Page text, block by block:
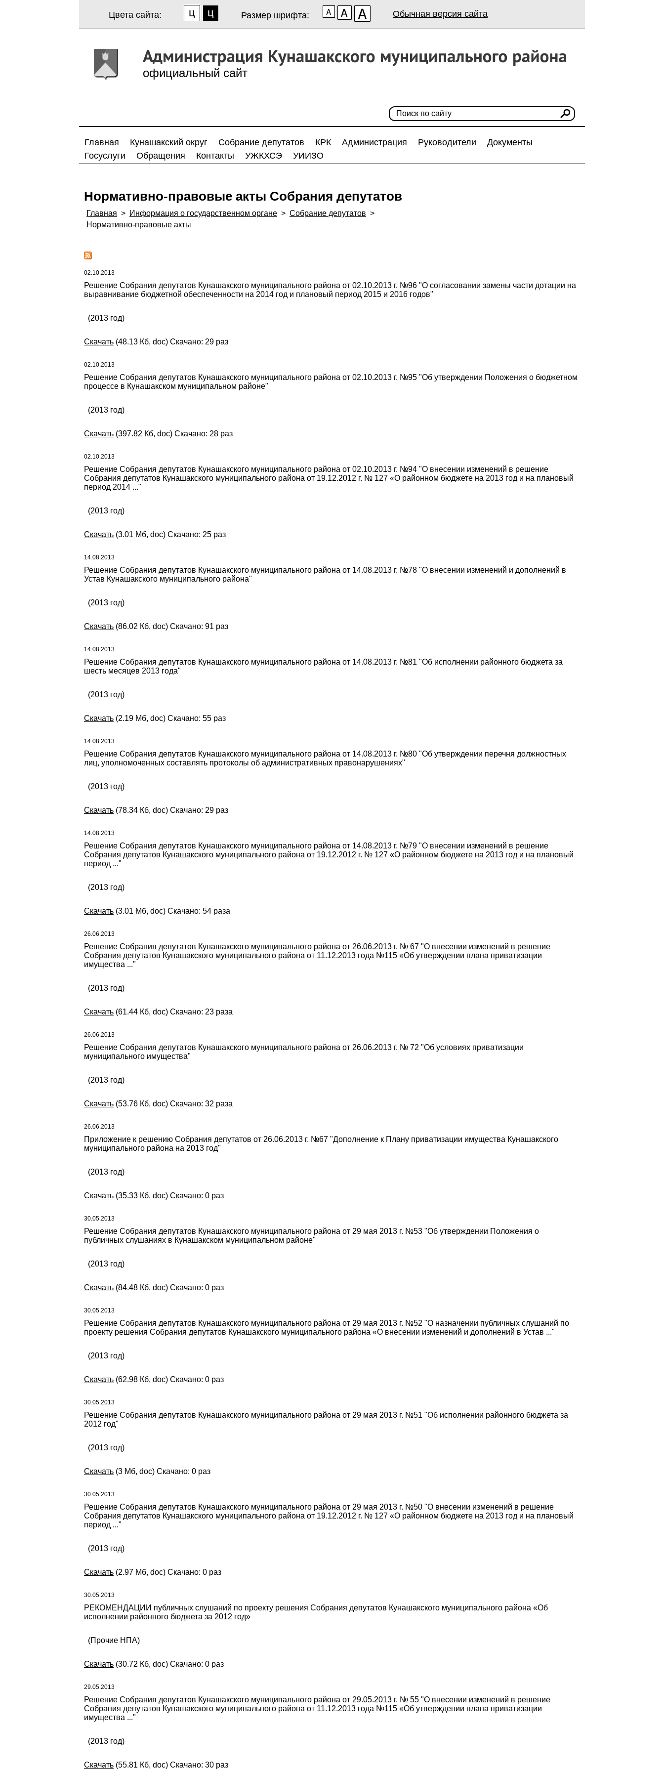
Цвета сайта: Размер шрифта: Обычная версия сайта
официальный сайт
Главная Кунашакский округ Собрание депутатов КРК Администрация Руководители
Документы
Госуслуги
Обращения Контакты УЖКХСЭ УИИЗО
Нормативно-правовые акты Собрания депутатов
Главная > Информация о государственном органе > Собрание депутатов >
Нормативно-правовые акты
02.10.2013
Решение Собрания депутатов Кунашакского муниципального района от 02.10.2013 г. №96 "О согласовании замены части дотации на
выравнивание бюджетной обеспеченности на 2014 год и плановый период 2015 и 2016 годов"
(2013 год)
Скачать (48.13 Кб, doc) Скачано: 29 раз
02.10.2013
Решение Собрания депутатов Кунашакского муниципального района от 02.10.2013 г. №95 "Об утверждении Положения о бюджетном
процессе в Кунашакском муниципальном районе"
(2013 год)
Скачать (397.82 Кб, doc) Скачано: 28 раз
02.10.2013
Решение Собрания депутатов Кунашакского муниципального района от 02.10.2013 г. №94 "О внесении изменений в решение
Собрания депутатов Кунашакского муниципального района от 19.12.2012 г. № 127 «О районном бюджете на 2013 год и на плановый
период 2014 ..."
(2013 год)
Скачать (3.01 Мб, doc) Скачано: 25 раз
14.08.2013
Решение Собрания депутатов Кунашакского муниципального района от 14.08.2013 г. №78 "О внесении изменений и дополнений в
Устав Кунашакского муниципального района"
(2013 год)
Скачать (86.02 Кб, doc) Скачано: 91 раз
14.08.2013
Решение Собрания депутатов Кунашакского муниципального района от 14.08.2013 г. №81 "Об исполнении районного бюджета за
шесть месяцев 2013 года"
(2013 год)
Скачать (2.19 Мб, doc) Скачано: 55 раз
14.08.2013
Решение Собрания депутатов Кунашакского муниципального района от 14.08.2013 г. №80 "Об утверждении перечня должностных
лиц, уполномоченных составлять протоколы об административных правонарушениях"
(2013 год)
Скачать (78.34 Кб, doc) Скачано: 29 раз
14.08.2013
Решение Собрания депутатов Кунашакского муниципального района от 14.08.2013 г. №79 "О внесении изменений в решение
Собрания депутатов Кунашакского муниципального района от 19.12.2012 г. № 127 «О районном бюджете на 2013 год и на плановый
период ..."
(2013 год)
Скачать (3.01 Мб, doc) Скачано: 54 раза
26.06.2013
Решение Собрания депутатов Кунашакского муниципального района от 26.06.2013 г. № 67 "О внесении изменений в решение
Собрания депутатов Кунашакского муниципального района от 11.12.2013 года №115 «Об утверждении плана приватизации
имущества ..."
(2013 год)
Скачать (61.44 Кб, doc) Скачано: 23 раза
26.06.2013
Решение Собрания депутатов Кунашакского муниципального района от 26.06.2013 г. № 72 "Об условиях приватизации
муниципального имущества"
(2013 год)
Скачать (53.76 Кб, doc) Скачано: 32 раза
26.06.2013
Приложение к решению Собрания депутатов от 26.06.2013 г. №67 "Дополнение к Плану приватизации имущества Кунашакского
муниципального района на 2013 год"
(2013 год)
Скачать (35.33 Кб, doc) Скачано: 0 раз
30.05.2013
Решение Собрания депутатов Кунашакского муниципального района от 29 мая 2013 г. №53 "Об утверждении Положения о
публичных слушаниях в Кунашакском муниципальном районе"
(2013 год)
Скачать (84.48 Кб, doc) Скачано: 0 раз
30.05.2013
Решение Собрания депутатов Кунашакского муниципального района от 29 мая 2013 г. №52 "О назначении публичных слушаний по
проекту решения Собрания депутатов Кунашакского муниципального района «О внесении изменений и дополнений в Устав ..."
(2013 год)
Скачать (62.98 Кб, doc) Скачано: 0 раз
30.05.2013
Решение Собрания депутатов Кунашакского муниципального района от 29 мая 2013 г. №51 "Об исполнении районного бюджета за
2012 год"
(2013 год)
Скачать (3 Мб, doc) Скачано: 0 раз
30.05.2013
Решение Собрания депутатов Кунашакского муниципального района от 29 мая 2013 г. №50 "О внесении изменений в решение
Собрания депутатов Кунашакского муниципального района от 19.12.2012 г. № 127 «О районном бюджете на 2013 год и на плановый
период ..."
(2013 год)
Скачать (2.97 Мб, doc) Скачано: 0 раз
30.05.2013
РЕКОМЕНДАЦИИ публичных слушаний по проекту решения Собрания депутатов Кунашакского муниципального района «Об
исполнении районного бюджета за 2012 год»
(Прочие НПА)
Скачать (30.72 Кб, doc) Скачано: 0 раз
29.05.2013
Решение Собрания депутатов Кунашакского муниципального района от 29.05.2013 г. № 55 "О внесении изменений в решение
Собрания депутатов Кунашакского муниципального района от 11.12.2013 года №115 «Об утверждении плана приватизации
имущества ..."
(2013 год)
Скачать (55.81 Кб, doc) Скачано: 30 раз